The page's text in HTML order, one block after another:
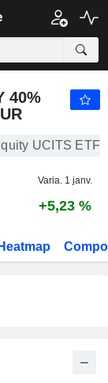
31,21
40%
UCITS ETF
Varia. 1 janv.
+5,23 %
Heatmap